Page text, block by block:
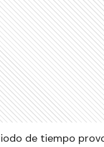
de tiempo